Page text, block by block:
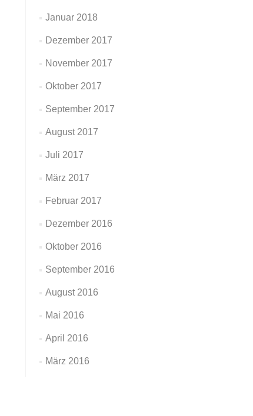
Januar 2018
Dezember 2017
November 2017
Oktober 2017
September 2017
August 2017
Juli 2017
März 2017
Februar 2017
Dezember 2016
Oktober 2016
September 2016
August 2016
Mai 2016
April 2016
März 2016